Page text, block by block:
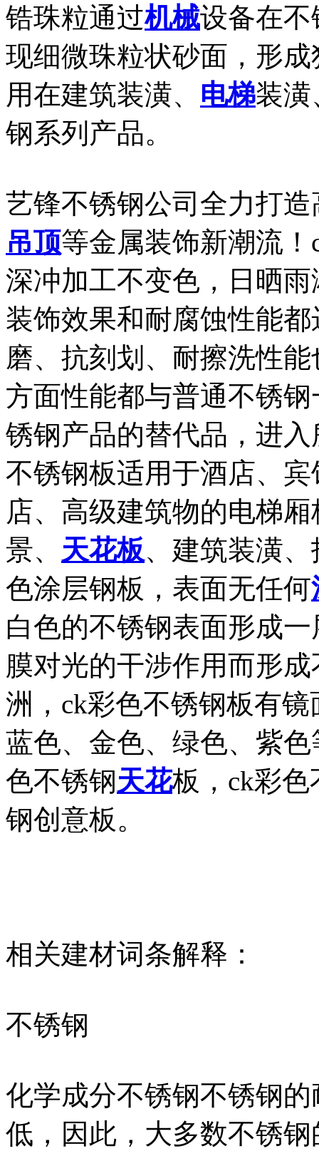
锆珠粒通过机械设备在不
现细微珠粒状砂面，形
用在建筑装潢、 电梯装潢
钢系列产品。
艺锋不锈钢公司全力打
吊顶等金属装饰新潮流
深冲加工不变色，日晒
装饰效果和耐腐蚀性能
磨、抗刻划、耐擦洗性
方面性能都与普通不锈
锈钢产品的替代品，进
不锈钢板适用于酒店、
店、高级建筑物的电梯
景、 天花板、建筑装潢
色涂层钢板，表面无任何
白色的不锈钢表面形成
膜对光的干涉作用而形
洲，ck彩色不锈钢板有
蓝色、金色、绿色、紫
色不锈钢天花板，ck彩
钢创意板。
相关建材词条解释：
不锈钢
化学成分不锈钢不锈钢
低，因此，大多数不锈